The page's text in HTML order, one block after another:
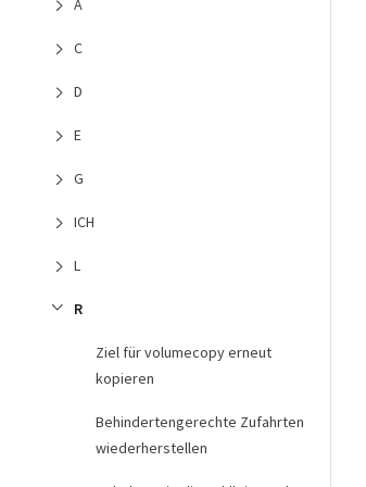
A
C
D
E
G
ICH
L
R
Ziel für volumecopy erneut
kopieren
Behindertengerechte Zufahrten
wiederherstellen